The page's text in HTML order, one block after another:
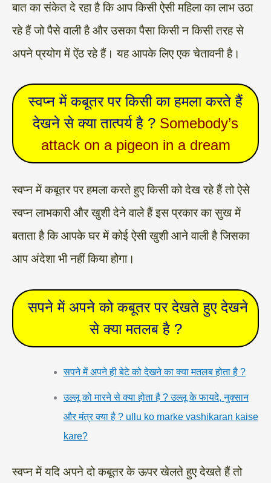
बात का संकेत दे रहा है कि आप किसी ऐसी महिला का लाभ उठा
रहे हैं जो पैसे वाली है और उसका पैसा किसी न किसी तरह से
अपने प्रयोग में ऐंठ रहे हैं। यह आपके लिए एक चेतावनी है।
स्वप्न में कबूतर पर किसी का हमला करते हैं
देखने से क्या तात्पर्य है ? Somebody’s
attack on a pigeon in a dream
स्वप्न में कबूतर पर हमला करते हुए किसी को देख रहे हैं तो ऐसे
स्वप्न लाभकारी और खुशी देने वाले हैं इस प्रकार का सुख में
बताता है कि आपके घर में कोई ऐसी खुशी आने वाली है जिसका
आप अंदेशा भी नहीं किया होगा।
‌‌‌ सपने में अपने को कबूतर पर देखते हुए देखने
से क्या मतलब है ?
सपने में अपने ही बेटे को देखने का क्या मतलब होता है ?
उल्लू को मारने से क्या होता है ? उल्लू के फायदे, नुक्सान
और मंत्र क्या है ? ullu ko marke vashikaran kaise
kare?
स्वप्न में यदि अपने दो कबूतर के ऊपर खेलते हुए देखते हैं तो